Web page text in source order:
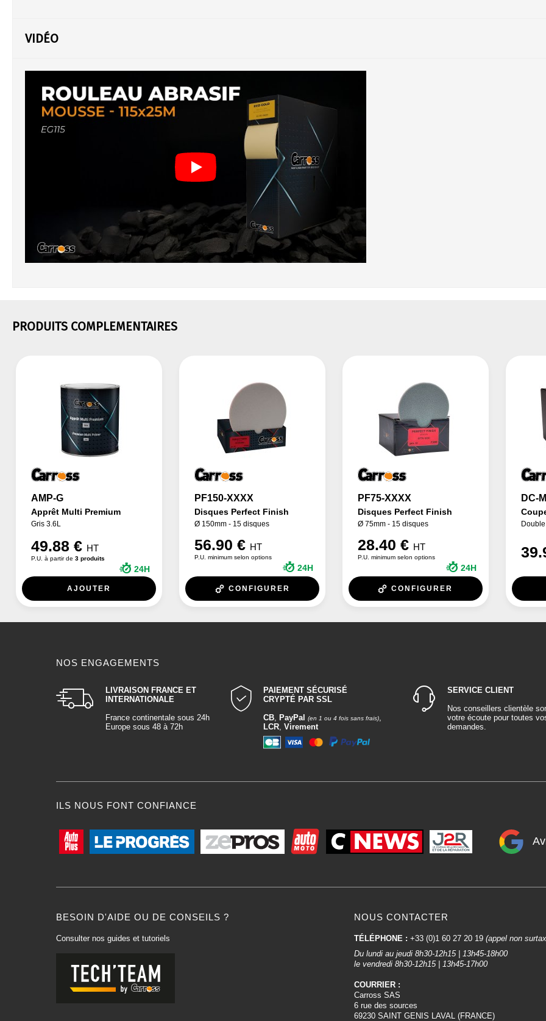
VIDÉO
PRODUITS COMPLEMENTAIRES
AMP-G
Apprêt Multi Premium
Gris 3.6L
49.88 € HT
P.U. à partir de3 produits
24H
AJOUTER
PF150-XXXX
Disques Perfect Finish
Ø 150mm - 15 disques
56.90 € HT
P.U. minimum selon options
24H
CONFIGURER
PF75-XXXX
Disques Perfect Finish
Ø 75mm - 15 disques
28.40 € HT
P.U. minimum selon options
24H
CONFIGURER
DC-
NOS ENGAGEMENTS
LIVRAISON FRANCE ET
INTERNATIONALE
France continentale sous 24h
Europe sous 48 à 72h
PAIEMENT SÉCURISÉ
CRYPTÉ PAR SSL
CB, PayPal (en 1 ou 4 fois sans frais),
LCR,Virement
SERVICE CLIENT
Nos conseillers clientèle
votre écoute pour toutes
demandes.
ILS NOUS FONT CONFIANCE
BESOIN D'AIDE OU DE CONSEILS ?
Consulter nos guides et tutoriels
NOUS CONTACTER
TÉLÉPHONE : +33 (0)1 60 27 20 19 (appel non
Du lundi au jeudi 8h30-12h15 | 13h45-18h00
le vendredi 8h30-12h15 | 13h45-17h00
COURRIER :
Carross SAS
6 rue des sources
69230 SAINT GENIS LAVAL (FRANCE)